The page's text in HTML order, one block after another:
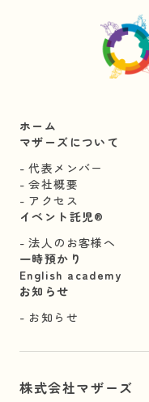
ホーム
マザーズについて
代表メンバー
会社概要
アクセス
イベント託児®︎
法人のお客様へ
一時預かり
English academy
お知らせ
お知らせ
株式会社マザーズ